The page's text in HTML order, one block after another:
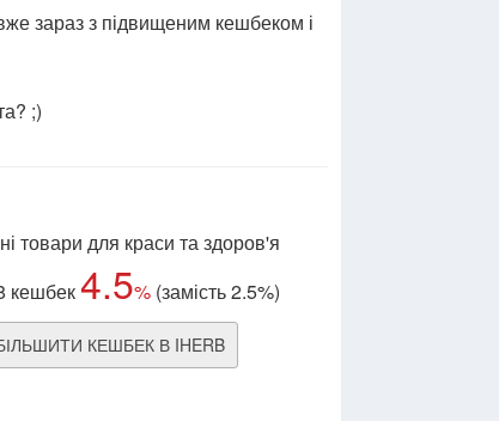
зараз з підвищеним кешбеком і
;)
товари для краси та здоров'я
кешбек4.5%(замість 2.5%)
КЕШБЕК В IHERB